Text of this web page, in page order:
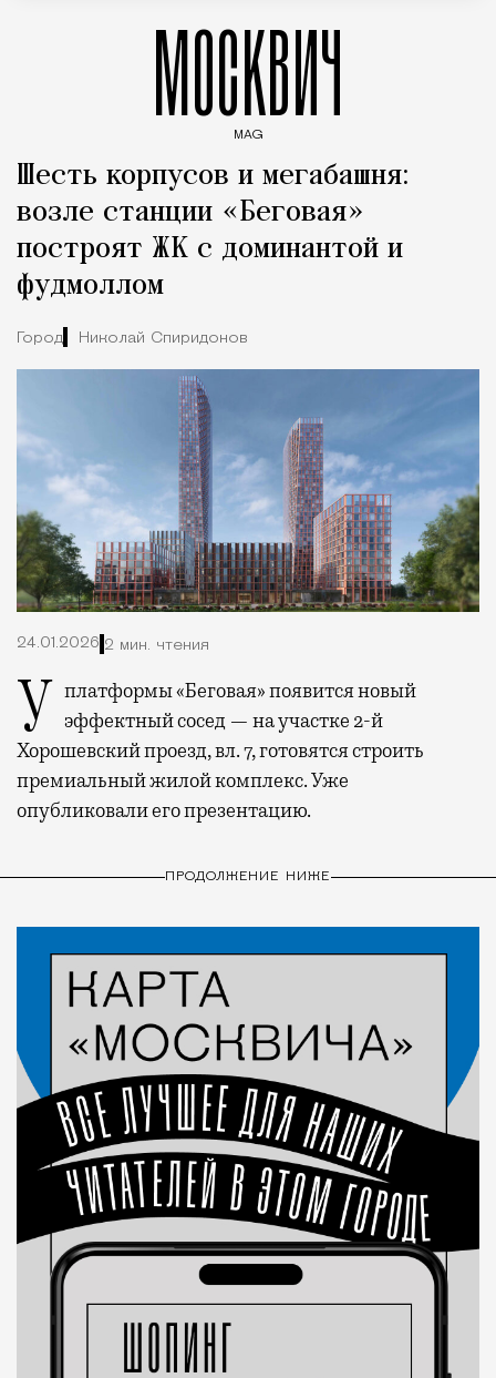
МОСКВИЧ
MAG
Шесть корпусов и мегабашня:
возле станции «Беговая»
построят ЖК с доминантой и
фудмоллом
Город Николай Спиридонов
24.01.2026 2 мин. чтения
У платформы «Беговая» появится новый
эффектный сосед — на участке 2-й
Хорошевский проезд, вл. 7, готовятся строить
премиальный жилой комплекс. Уже
опубликовали его презентацию.
ПРОДОЛЖЕНИЕ НИЖЕ